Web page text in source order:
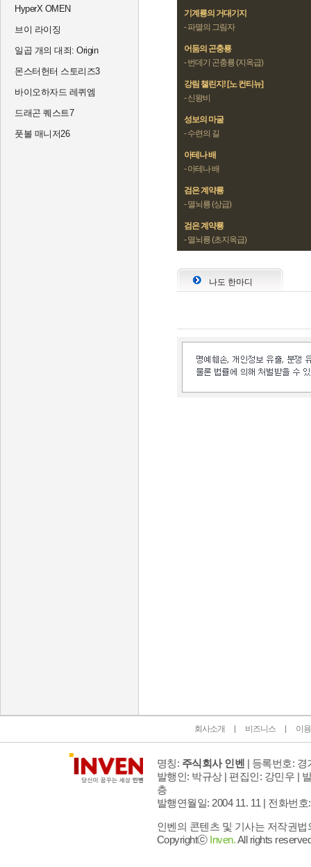
HyperX OMEN
브이 라이징
일곱 개의 대죄: Origin
몬스터헌터 스토리즈3
바이오하자드 레퀴엠
드래곤 퀘스트7
풋볼 매니저26
기계룡의 거대기지
- 파멸의 그림자
어둠의 곤충룡
- 번데기 곤충룡 (지옥급)
강림 챌린지! [노 컨티뉴]
- 신왕비
성보의 마굴
- 수련의 길
아테나 배
- 아테나 배
검은 계약룡
- 멸뇌룡 (상급)
검은 계약룡
- 멸뇌룡 (초지옥급)
나도 한마디
회사소개 비즈니스 이
명칭: 주식회사 인벤 | 등록번호: 경
발행인: 박규상 | 편집인: 강민우 |
층
발행연월일: 2004 11. 11 | 전화번호
인벤의 콘텐츠 및 기사는 저작권
Copyrightⓒ Inven.All rights